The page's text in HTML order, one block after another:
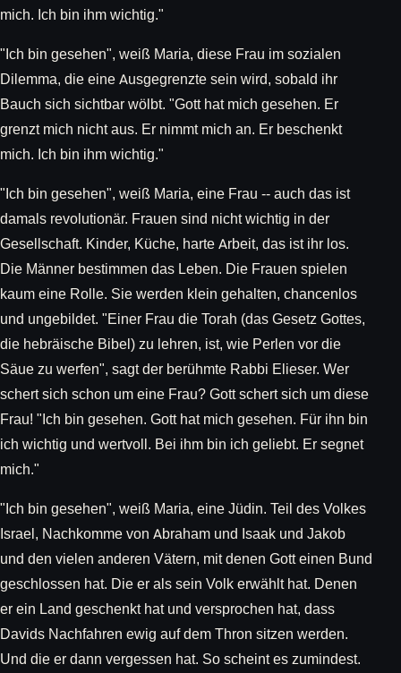
mich. Ich bin ihm wichtig."
"Ich bin gesehen", weiß Maria, diese Frau im sozialen
Dilemma, die eine Ausgegrenzte sein wird, sobald ihr
Bauch sich sichtbar wölbt. "Gott hat mich gesehen. Er
grenzt mich nicht aus. Er nimmt mich an. Er beschenkt
mich. Ich bin ihm wichtig."
"Ich bin gesehen", weiß Maria, eine Frau -- auch das ist
damals revolutionär. Frauen sind nicht wichtig in der
Gesellschaft. Kinder, Küche, harte Arbeit, das ist ihr los.
Die Männer bestimmen das Leben. Die Frauen spielen
kaum eine Rolle. Sie werden klein gehalten, chancenlos
und ungebildet. "Einer Frau die Torah (das Gesetz Gottes,
die hebräische Bibel) zu lehren, ist, wie Perlen vor die
Säue zu werfen", sagt der berühmte Rabbi Elieser. Wer
schert sich schon um eine Frau? Gott schert sich um diese
Frau! "Ich bin gesehen. Gott hat mich gesehen. Für ihn bin
ich wichtig und wertvoll. Bei ihm bin ich geliebt. Er segnet
mich."
"Ich bin gesehen", weiß Maria, eine Jüdin. Teil des Volkes
Israel, Nachkomme von Abraham und Isaak und Jakob
und den vielen anderen Vätern, mit denen Gott einen Bund
geschlossen hat. Die er als sein Volk erwählt hat. Denen
er ein Land geschenkt hat und versprochen hat, dass
Davids Nachfahren ewig auf dem Thron sitzen werden.
Und die er dann vergessen hat. So scheint es zumindest.